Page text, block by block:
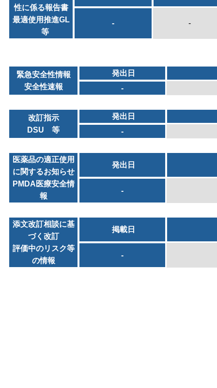
性に係る報告書
最適使用推進GL
等
- -
緊急安全性情報
安全性速報
発出日
-
改訂指示
DSU 等
発出日
-
医薬品の適正使用
に関するお知らせ
PMDA医療安全情
報
発出日
-
添文改訂相談に基
づく改訂
評価中のリスク等
の情報
掲載日
-